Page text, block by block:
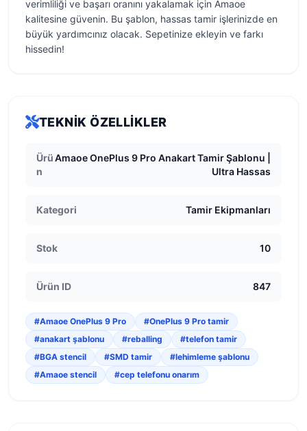
verimliliği ve başarı oranını yakalamak için Amaoe
kalitesine güvenin. Bu şablon, hassas tamir işlerinizde en
büyük yardımcınız olacak. Sepetinize ekleyin ve farkı
hissedin!
TEKNIK ÖZELLIKLER
Ürü
n
Amaoe OnePlus 9 Pro Anakart Tamir Şablonu |
Ultra Hassas
Kategori Tamir Ekipmanları
Stok 10
Ürün ID 847
#Amaoe OnePlus 9 Pro
#OnePlus 9 Pro tamir
#anakart şablonu
#reballing
#telefon tamir
#BGA stencil
#SMD tamir
#lehimleme şablonu
#Amaoe stencil
#cep telefonu onarım